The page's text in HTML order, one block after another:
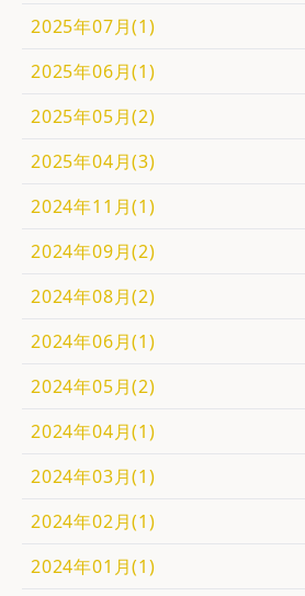
2025年07月(1)
2025年06月(1)
2025年05月(2)
2025年04月(3)
2024年11月(1)
2024年09月(2)
2024年08月(2)
2024年06月(1)
2024年05月(2)
2024年04月(1)
2024年03月(1)
2024年02月(1)
2024年01月(1)